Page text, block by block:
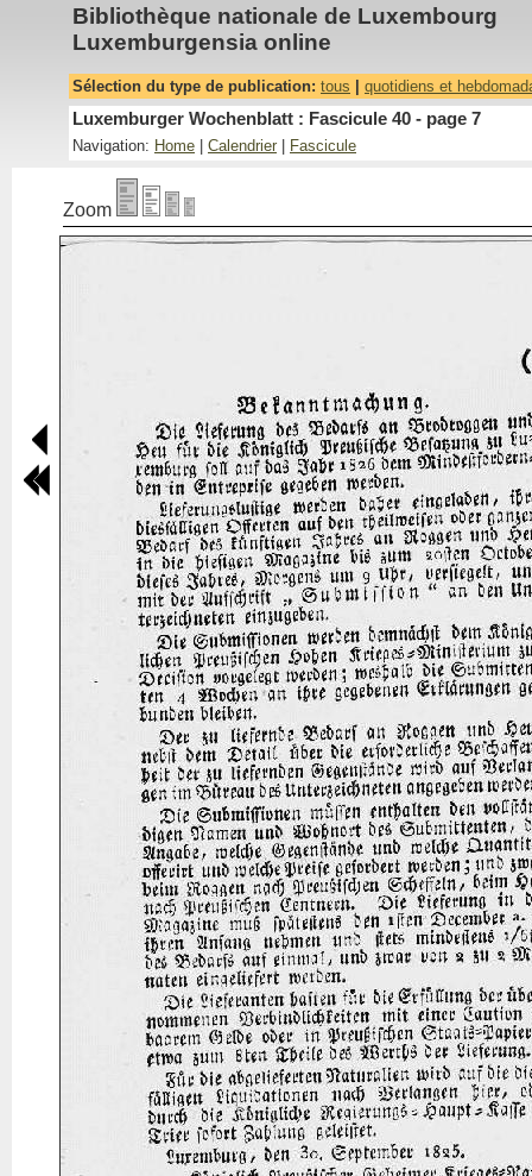
Bibliothèque nationale de Luxembourg
Luxemburgensia online
Sélection du type de publication: tous quotidiens et
Luxemburger Wochenblatt : Fascicule 40 - page 7
Navigation: Home Calendrier Fascicule
Zoom